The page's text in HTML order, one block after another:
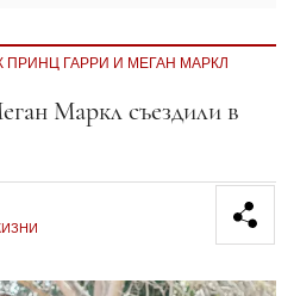
ПРИНЦ ГАРРИ И МЕГАН МАРКЛ
Маркл съездили в